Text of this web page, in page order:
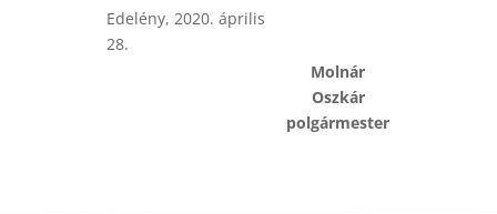
Edelény, 2020. április
28.
Molnár
Oszkár
polgármester